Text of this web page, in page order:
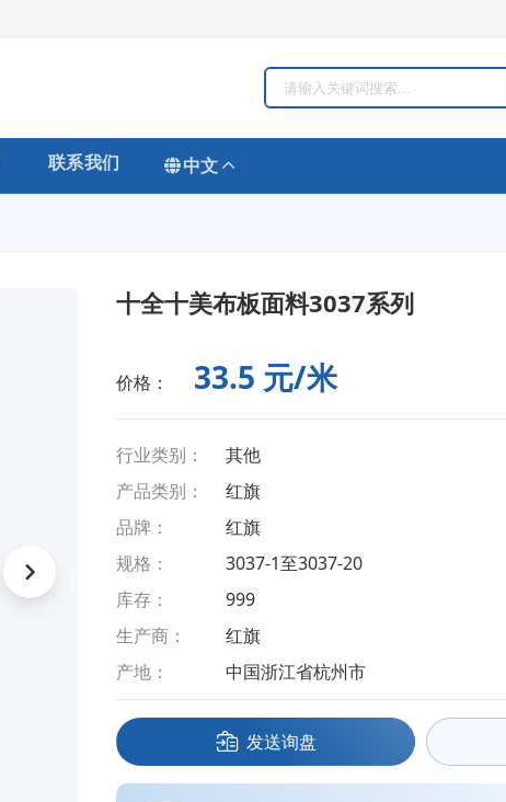
联系我们 中文
十全十美布板面料3037系列
价格： 33.5 元/米
行业类别：
其他
产品类别：
红旗
品牌：
红旗
规格：
3037-1至3037-20
库存：
999
生产商：
红旗
产地：
中国浙江省杭州市
发送询盘